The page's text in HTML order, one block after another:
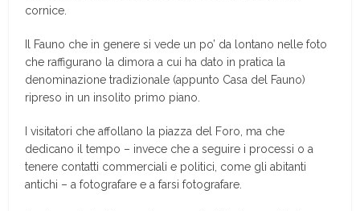
cornice.
Il Fauno che in genere si vede un po’ da lontano nelle foto
che raffigurano la dimora a cui ha dato in pratica la
denominazione tradizionale (appunto Casa del Fauno)
ripreso in un insolito primo piano.
I visitatori che affollano la piazza del Foro, ma che
dedicano il tempo – invece che a seguire i processi o a
tenere contatti commerciali e politici, come gli abitanti
antichi – a fotografare e a farsi fotografare.